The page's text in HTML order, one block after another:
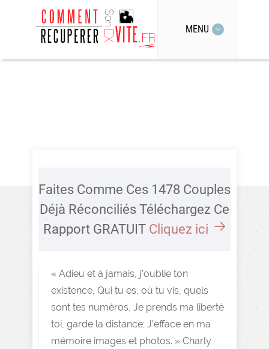
MENU
Faites Comme Ces 1478 Couples
Déjà Réconciliés Téléchargez Ce
Rapport GRATUIT Cliquez ici
« Adieu et à jamais, j’oublie ton
existence, Qui tu es, où tu vis, quels
sont tes numéros, Je prends ma liberté
toi, garde la distance; J’efface en ma
mémoire images et photos. » Charly